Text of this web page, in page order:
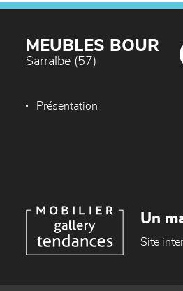
MEUBLES BOUR
Sarralbe (57)
Présentation
Un
Site